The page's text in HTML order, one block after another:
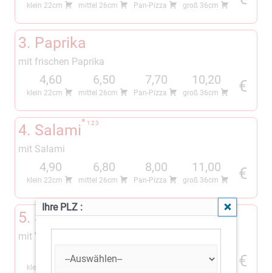
klein 22cm mittel 26cm Pan-Pizza groß 36cm
3. Paprika
mit frischen Paprika
4,60
klein 22cm
6,50
mittel 26cm
7,70
Pan-Pizza
10,20
groß 36cm €
4. Salami 1 23
mit Salami
4,90
klein 22cm
6,80
mittel 26cm
8,00
Pan-Pizza
11,00
groß 36cm €
5. Schinken
mit Vorderschinken
klein 22cm
6,80 11,00 €
Ihre PLZ : Schließen